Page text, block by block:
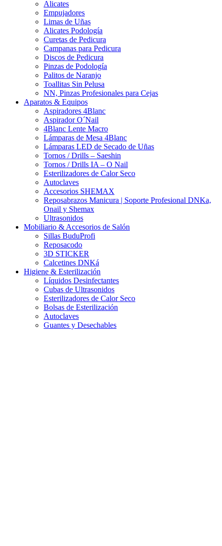
Alicates
Empujadores
Limas de Uñas
Alicates Podología
Curetas de Pedicura
Campanas para Pedicura
Discos de Pedicura
Pinzas de Podología
Palitos de Naranjo
Toallitas Sin Pelusa
NN, Pinzas Profesionales para Cejas
Aparatos & Equipos
Aspiradores 4Blanc
Aspirador O´Nail
4Blanc Lente Macro
Lámparas de Mesa 4Blanc
Lámparas LED de Secado de Uñas
Tornos / Drills – Saeshin
Tornos / Drills IA – O Nail
Esterilizadores de Calor Seco
Autoclaves
Accesorios SHEMAX
Reposabrazos Manicura | Soporte Profesional DNKa,
Onail y Shemax
Ultrasonidos
Mobiliario & Accesorios de Salón
Sillas BuduProfi
Reposacodo
3D STICKER
Calcetines DNKá
Higiene & Esterilización
Líquidos Desinfectantes
Cubas de Ultrasonidos
Esterilizadores de Calor Seco
Bolsas de Esterilización
Autoclaves
Guantes y Desechables